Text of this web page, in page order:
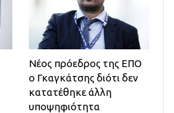
Νέος πρόεδρος της ΕΠΟ
ο Γκαγκάτσης διότι δεν
κατατέθηκε άλλη
υποψηφιότητα